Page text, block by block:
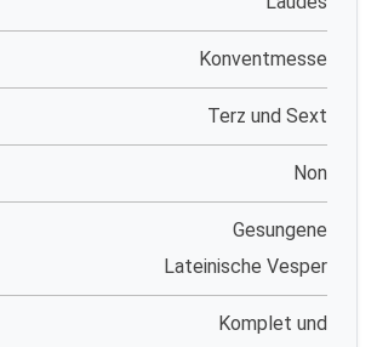
Konventmesse
Terz und Sext
Non
Gesungene
Lateinische Vesper
Komplet und